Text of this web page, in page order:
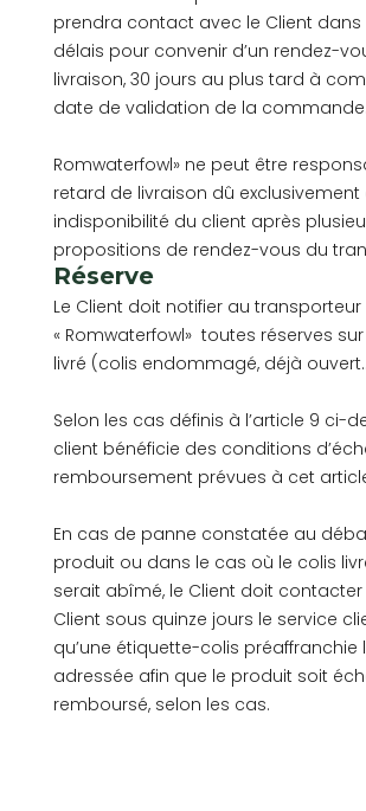
prendra contact avec le Client dans
délais pour convenir d’un rendez-
livraison, 30 jours au plus tard à
date de validation de la commande.
Romwaterfowl» ne peut être
retard de livraison dû exclusivement
indisponibilité du client après
propositions de rendez-vous du
Réserve
Le Client doit notifier au transporteur
« Romwaterfowl» toutes réserves
livré (colis endommagé, déjà
Selon les cas définis à l’article 9 ci-
client bénéficie des conditions
remboursement prévues à cet
En cas de panne constatée au
produit ou dans le cas où le colis
serait abîmé, le Client doit contacter
Client sous quinze jours le service
qu’une étiquette-colis préaffranchie
adressée afin que le produit soit
remboursé, selon les cas.